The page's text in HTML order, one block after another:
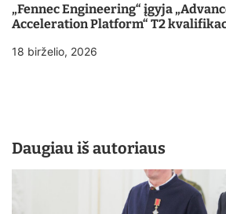
„Fennec Engineering“ įgyja
Acceleration Platform“ T2
18 birželio, 2026
Daugiau iš autoriaus